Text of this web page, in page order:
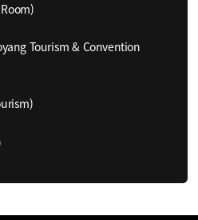
Tourism & Convention